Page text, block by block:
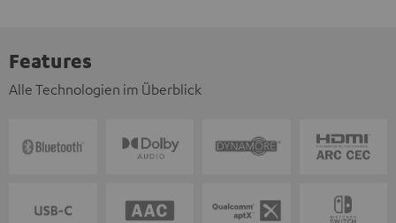
Features
Alle Technologien im Überblick